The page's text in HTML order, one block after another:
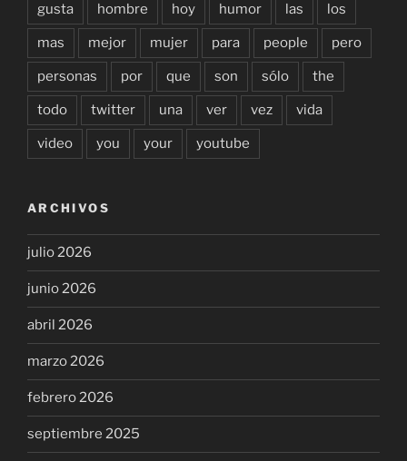
gusta hombre hoy humor las los
mas mejor mujer para people pero
personas por que son sólo the
todo twitter una ver vez vida
video you your youtube
ARCHIVOS
julio 2026
junio 2026
abril 2026
marzo 2026
febrero 2026
septiembre 2025